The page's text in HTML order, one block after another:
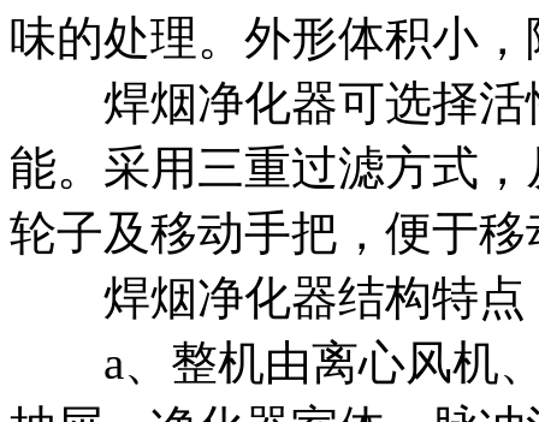
味的处理。外形体积小
焊烟净化器可选择活
能。采用三重过滤方式
轮子及移动手把，便于移
焊烟净化器结构特点
a、整机由离心风机、